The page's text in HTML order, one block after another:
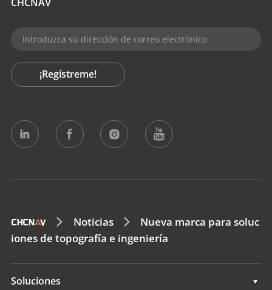
CHCNAV
¡Regístreme!
Noticias
Nueva marca para soluc
iones de topografía e ingeniería
Soluciones